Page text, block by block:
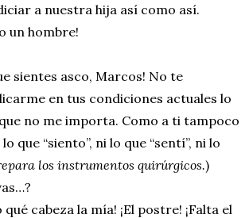
a nuestra hija así como así.
un hombre!
sientes asco, Marcos! No te
en tus condiciones actuales lo
no me importa. Como a ti tampoco
que “siento”, ni lo que “sentí”, ni lo
los instrumentos quirúrgicos.)
qué cabeza la mía! ¡El postre! ¡Falta el